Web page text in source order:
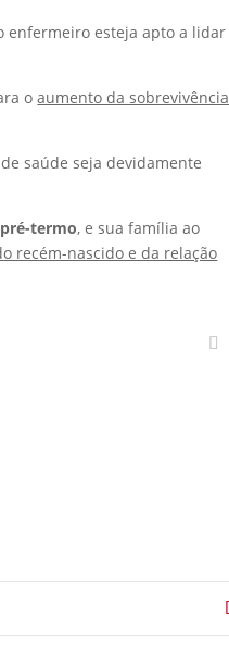
enfermeiro esteja apto a lidar
oaumento da sobrevivência
saúde seja devidamente
termo, e sua família ao
recém-nascido e da relação